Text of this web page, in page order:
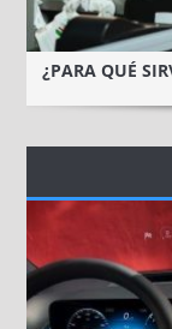
¿PARA QUÉ